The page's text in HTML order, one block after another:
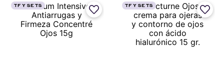
TF Y SETS TF Y SETS